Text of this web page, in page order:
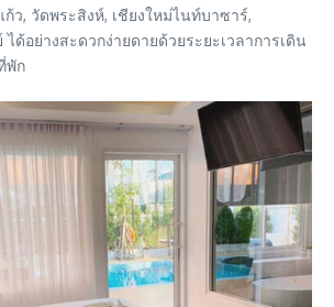
ว, วัดพระสิงห์, เชียงใหม่ไนท์บาซาร์,
ด้อย่างสะดวกง่ายดายด้วยระยะเวลาการเดิน
พัก